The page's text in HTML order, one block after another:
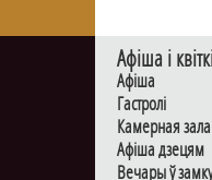
Афiша i
Афiша
Гастролi
Камерная зала
Афiша дзецям
Вечары ў